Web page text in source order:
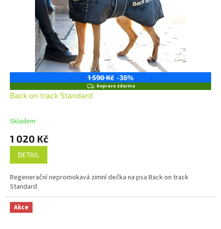
1 590 Kč -36%
ZDoprava zdarma
Back on track Standard
Skladem
1 020 Kč
DETAIL
Regenerační nepromokavá zimní dečka na psa Back on track
Standard
Akce